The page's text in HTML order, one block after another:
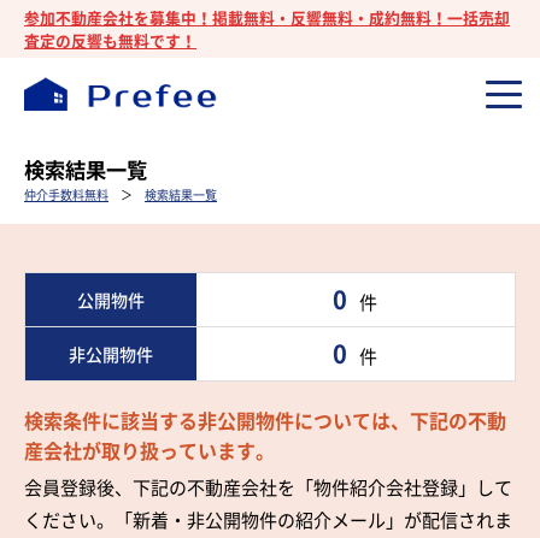
参加不動産会社を募集中！掲載無料・反響無料・成約無料！一括売却
査定の反響も無料です！
検索結果一覧
仲介手数料無料 ＞ 検索結果一覧
公開物件 0 件
非公開物件 0 件
検索条件に該当する非公開物件については、下記の不動
産会社が取り扱っています。
会員登録後、下記の不動産会社を「物件紹介会社登録」して
ください。「新着・非公開物件の紹介メール」が配信されま